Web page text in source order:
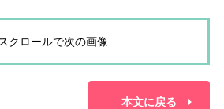
クロールで次の画像
本文に戻る